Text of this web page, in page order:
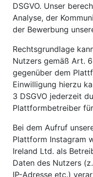
DSGVO. Unser
Analyse, der
der Bewerbung
Rechtsgrundlage
Nutzers gemäß Art.
gegenüber dem
Einwilligung hierzu
3 DSGVO jederzeit
Plattformbetreiber
Bei dem Aufruf
Plattform Instagram
Ireland Ltd. als
Daten des Nutzers
IP-Adresse etc.)